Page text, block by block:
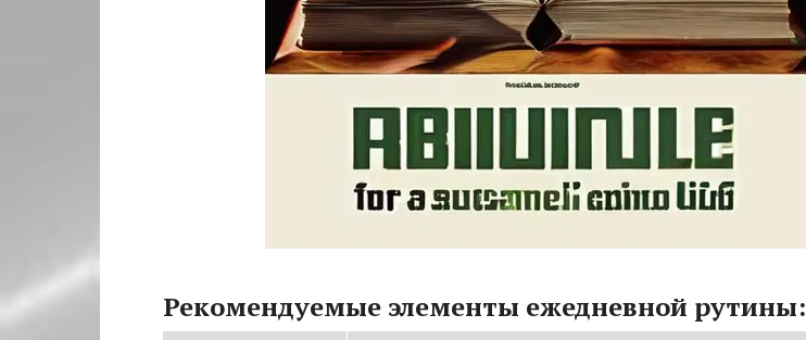
Рекомендуемые элементы ежедневной рутины: